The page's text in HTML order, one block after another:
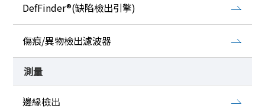
DefFinder®(缺陷檢出引擎)
傷痕/異物檢出濾波器
測量
邊緣檢出